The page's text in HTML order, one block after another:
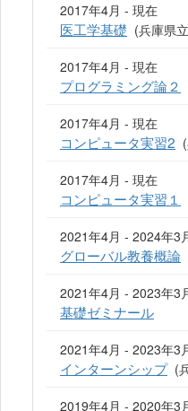
2017年4月 - 現在
医工学基礎 (兵庫県
2017年4月 - 現在
プログラミング論２
2017年4月 - 現在
コンピュータ実習2
2017年4月 - 現在
コンピュータ実習１
2021年4月 - 2024年3
グローバル教養概論
2021年4月 - 2023年3
基礎ゼミナール
2021年4月 - 2023年3
インターンシップ(
2019年4月 - 2020年3